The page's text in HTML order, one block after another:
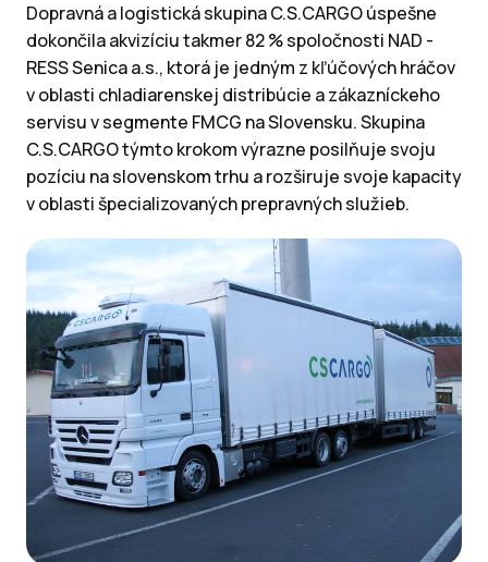
Dopravná a logistická skupina C.S.CARGO úspešne
dokončila akvizíciu takmer 82 % spoločnosti NAD -
RESS Senica a.s., ktorá je jedným z kľúčových hráčov
v oblasti chladiarenskej distribúcie a zákazníckeho
servisu v segmente FMCG na Slovensku. Skupina
C.S.CARGO týmto krokom výrazne posilňuje svoju
pozíciu na slovenskom trhu a rozširuje svoje kapacity
v oblasti špecializovaných prepravných služieb.